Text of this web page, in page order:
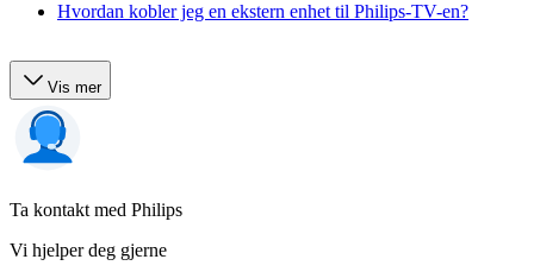
Hvordan kobler jeg en ekstern enhet til Philips-TV-en?
Vis mer
Ta kontakt med Philips
Vi hjelper deg gjerne